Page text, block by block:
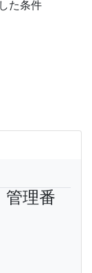
た条件
管理番